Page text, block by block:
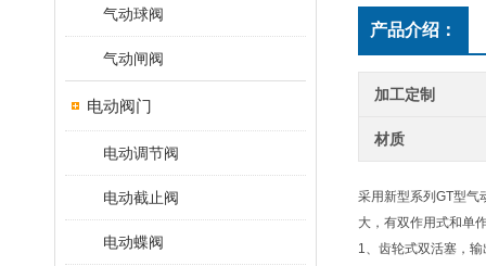
气动球阀
气动闸阀
电动阀门
电动调节阀
电动截止阀
电动蝶阀
产品介绍：
加工定制
材质
采用新型系列GT型气
大，有双作用式和单
1、齿轮式双活塞，